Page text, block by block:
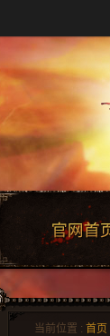
当前位置 : 首页